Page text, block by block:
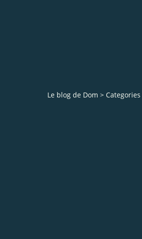
Le blog de Dom > Categories